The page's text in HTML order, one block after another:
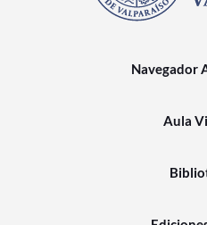
Navegador
Aula